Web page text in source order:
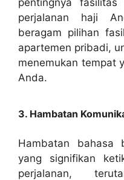
pentingnya fasilitas
perjalanan haji
beragam pilihan
apartemen pribadi,
menemukan tempat
Anda.
3. Hambatan
Hambatan bahasa
yang signifikan
perjalanan,